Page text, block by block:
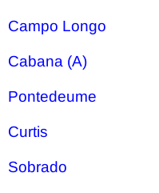
Campo Longo
Cabana (A)
Pontedeume
Curtis
Sobrado